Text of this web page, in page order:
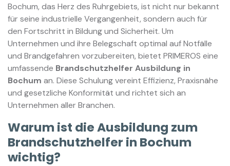
Bochum, das Herz des Ruhrgebiets, ist nicht nur bekannt
für seine industrielle Vergangenheit, sondern auch für
den Fortschritt in Bildung und Sicherheit. Um
Unternehmen und ihre Belegschaft optimal auf Notfälle
und Brandgefahren vorzubereiten, bietet PRIMEROS eine
umfassende Brandschutzhelfer Ausbildung in
Bochum an. Diese Schulung vereint Effizienz, Praxisnähe
und gesetzliche Konformität und richtet sich an
Unternehmen aller Branchen.
Warum ist die Ausbildung zum
Brandschutzhelfer in Bochum
wichtig?